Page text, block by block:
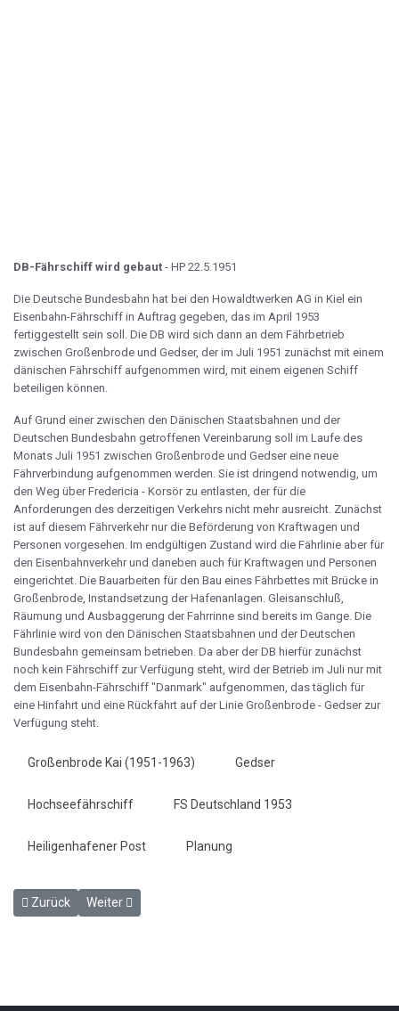
DB-Fährschiff wird gebaut - HP 22.5.1951
Die Deutsche Bundesbahn hat bei den Howaldtwerken AG in Kiel ein
Eisenbahn-Fährschiff in Auftrag gegeben, das im April 1953
fertiggestellt sein soll. Die DB wird sich dann an dem Fährbetrieb
zwischen Großenbrode und Gedser, der im Juli 1951 zunächst mit einem
dänischen Fährschiff aufgenommen wird, mit einem eigenen Schiff
beteiligen können.
Auf Grund einer zwischen den Dänischen Staatsbahnen und der
Deutschen Bundesbahn getroffenen Vereinbarung soll im Laufe des
Monats Juli 1951 zwischen Großenbrode und Gedser eine neue
Fährverbindung aufgenommen werden. Sie ist dringend notwendig, um
den Weg über Fredericia - Korsör zu entlasten, der für die
Anforderungen des derzeitigen Verkehrs nicht mehr ausreicht. Zunächst
ist auf diesem Fährverkehr nur die Beförderung von Kraftwagen und
Personen vorgesehen. Im endgültigen Zustand wird die Fährlinie aber für
den Eisenbahnverkehr und daneben auch für Kraftwagen und Personen
eingerichtet. Die Bauarbeiten für den Bau eines Fährbettes mit Brücke in
Großenbrode, Instandsetzung der Hafenanlagen. Gleisanschluß,
Räumung und Ausbaggerung der Fahrrinne sind bereits im Gange. Die
Fährlinie wird von den Dänischen Staatsbahnen und der Deutschen
Bundesbahn gemeinsam betrieben. Da aber der DB hierfür zunächst
noch kein Fährschiff zur Verfügung steht, wird der Betrieb im Juli nur mit
dem Eisenbahn-Fährschiff "Danmark" aufgenommen, das täglich für
eine Hinfahrt und eine Rückfahrt auf der Linie Großenbrode - Gedser zur
Verfügung steht.
Großenbrode Kai (1951-1963) Gedser
Hochseefährschiff FS Deutschland 1953
Heiligenhafener Post Planung
Vorheriger Beitrag: 40 Jahre Eisenbahner - HP 11.5.1951
Zurück Nächster Beitrag: Omnibusverbindung Heiligenhafen -
Weiter